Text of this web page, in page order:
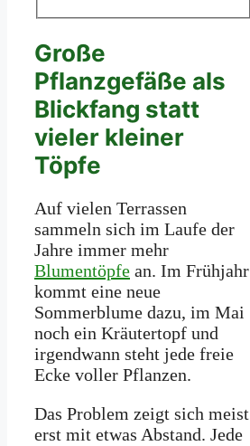
Große
Pflanzgefäße als
Blickfang statt
vieler kleiner
Töpfe
Auf vielen Terrassen
sammeln sich im Laufe der
Jahre immer mehr
Blumentöpfe an. Im Frühjahr
kommt eine neue
Sommerblume dazu, im Mai
noch ein Kräutertopf und
irgendwann steht jede freie
Ecke voller Pflanzen.
Das Problem zeigt sich meist
erst mit etwas Abstand. Jede